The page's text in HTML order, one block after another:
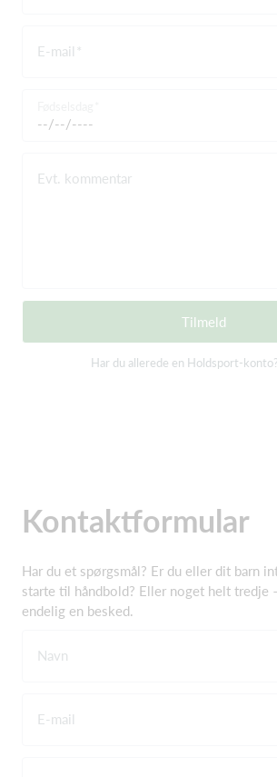
E-mail
Evt. kommentar
Tilmeld
Har du allerede en Holdsport-konto?
Kontaktformular
Har du et spørgsmål? Er du eller dit barn
starte til håndbold? Eller noget helt tredje
endelig en besked.
Navn
E-mail